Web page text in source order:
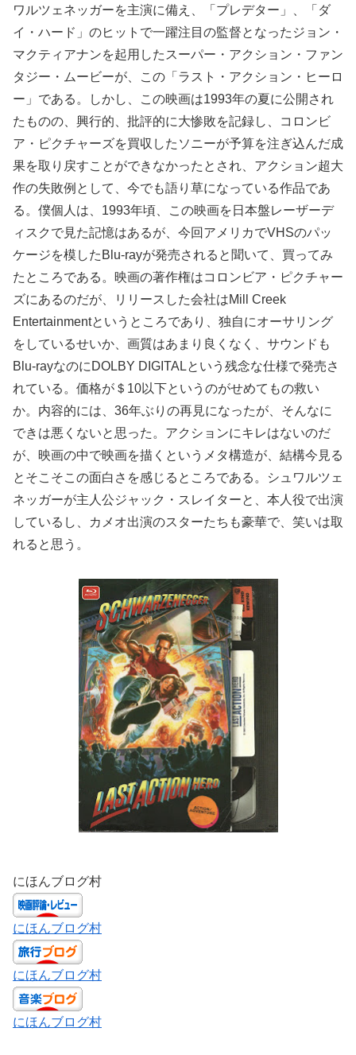
ワルツェネッガーを主演に備え、「プレデター」、「ダ
イ・ハード」のヒットで一躍注目の監督となったジョン・
マクティアナンを起用したスーパー・アクション・ファン
タジー・ムービーが、この「ラスト・アクション・ヒーロ
ー」である。しかし、この映画は1993年の夏に公開され
たものの、興行的、批評的に大惨敗を記録し、コロンビ
ア・ピクチャーズを買収したソニーが予算を注ぎ込んだ成
果を取り戻すことができなかったとされ、アクション超大
作の失敗例として、今でも語り草になっている作品であ
る。僕個人は、1993年頃、この映画を日本盤レーザーデ
ィスクで見た記憶はあるが、今回アメリカでVHSのパッ
ケージを模したBlu-rayが発売されると聞いて、買ってみ
たところである。映画の著作権はコロンビア・ピクチャー
ズにあるのだが、リリースした会社はMill Creek
Entertainmentというところであり、独自にオーサリング
をしているせいか、画質はあまり良くなく、サウンドも
Blu-rayなのにDOLBY DIGITALという残念な仕様で発売さ
れている。価格が＄10以下というのがせめてもの救い
か。内容的には、36年ぶりの再見になったが、そんなに
できは悪くないと思った。アクションにキレはないのだ
が、映画の中で映画を描くというメタ構造が、結構今見る
とそこそこの面白さを感じるところである。シュワルツェ
ネッガーが主人公ジャック・スレイターと、本人役で出演
しているし、カメオ出演のスターたちも豪華で、笑いは取
れると思う。
にほんブログ村
にほんブログ村
にほんブログ村
にほんブログ村